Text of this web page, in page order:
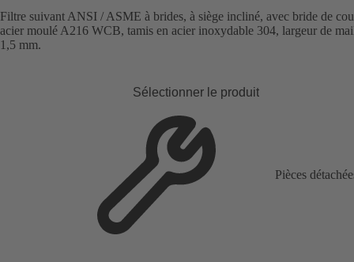
Filtre suivant ANSI / ASME à brides, à siège incliné, avec bride de
acier moulé A216 WCB, tamis en acier inoxydable 304, largeur de
1,5 mm.
Sélectionner le produit
Pièces